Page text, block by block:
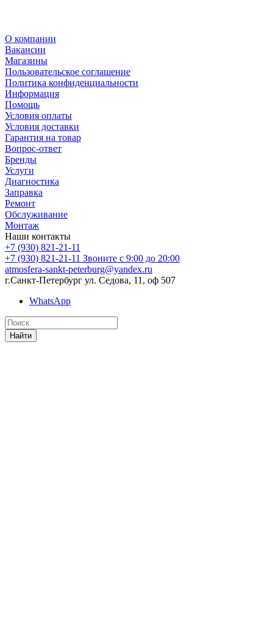
О компании
Вакансии
Магазины
Пользовательское соглашение
Политика конфиденциальности
Информация
Помощь
Условия оплаты
Условия доставки
Гарантия на товар
Вопрос-ответ
Бренды
Услуги
Диагностика
Заправка
Ремонт
Обслуживание
Монтаж
Наши контакты
+7 (930) 821-21-11
+7 (930) 821-21-11 Звоните с 9:00 до 20:00
atmosfera-sankt-peterburg@yandex.ru
г.Санкт-Петербург ул. Седова, 11, оф 507
WhatsApp
Найти